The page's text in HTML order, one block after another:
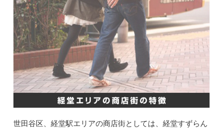
世田谷区、経堂駅エリアの商店街としては、経堂すずらん